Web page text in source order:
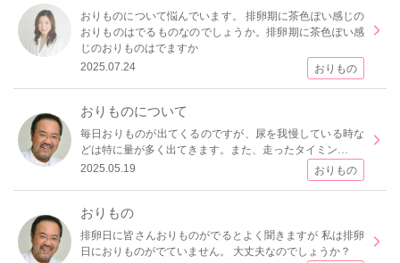
おりものについて悩んでいます。 排卵期に茶色ぽい感じの
おりものはでるものなのでしょうか。排卵期に茶色ぽい感
じのおりものはでますか
2025.07.24
おりもの
おりものについて
毎日おりものが出てくるのですが、尿を我慢している時な
どは特に量が多く出てきます。また、走ったタイミン…
2025.05.19
おりもの
おりもの
排卵日に皆さんおりものがでるとよく聞きますが 私は排卵
日におりものがでていません。 大丈夫なのでしょうか？